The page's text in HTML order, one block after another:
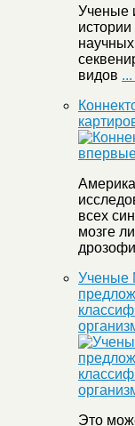
Ученые
видов
всех
мозге
Ученые
Это